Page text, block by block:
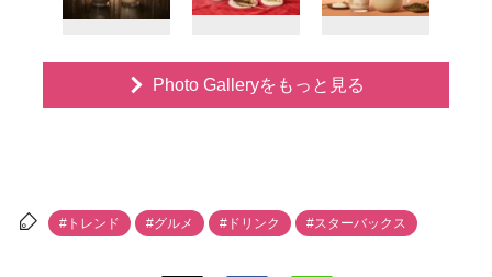
Photo Galleryをもっと見る
#トレンド #グルメ #ドリンク #スターバックス